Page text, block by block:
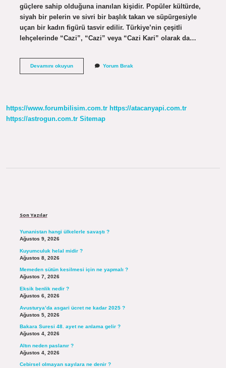
güçlere sahip olduğuna inanılan kişidir. Popüler kültürde,
siyah bir pelerin ve sivri bir başlık takan ve süpürgesiyle
uçan bir kadın figürü tasvir edilir. Türkiye’nin çeşitli
lehçelerinde “Cazi”, “Cazi” veya “Cazi Kari” olarak da…
Devamını okuyunCadı
Yorum Bırak
https://www.forumbilisim.com.tr https://atacanyapi.com.tr
https://astrogun.com.tr Sitemap
Son Yazılar
Yunanistan hangi ülkelerle savaştı ?
Ağustos 9, 2026
Kuyumculuk helal midir ?
Ağustos 8, 2026
Memeden sütün kesilmesi için ne yapmalı ?
Ağustos 7, 2026
Eksik benlik nedir ?
Ağustos 6, 2026
Avusturya’da asgari ücret ne kadar 2025 ?
Ağustos 5, 2026
Bakara Suresi 48. ayet ne anlama gelir ?
Ağustos 4, 2026
Altın neden paslanır ?
Ağustos 4, 2026
Cebirsel olmayan sayılara ne denir ?